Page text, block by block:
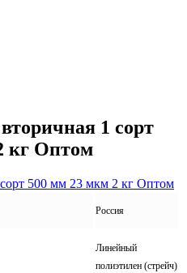
1 сорт
кг Оптом
Россия
Линейный
полиэтилен (стрейч)